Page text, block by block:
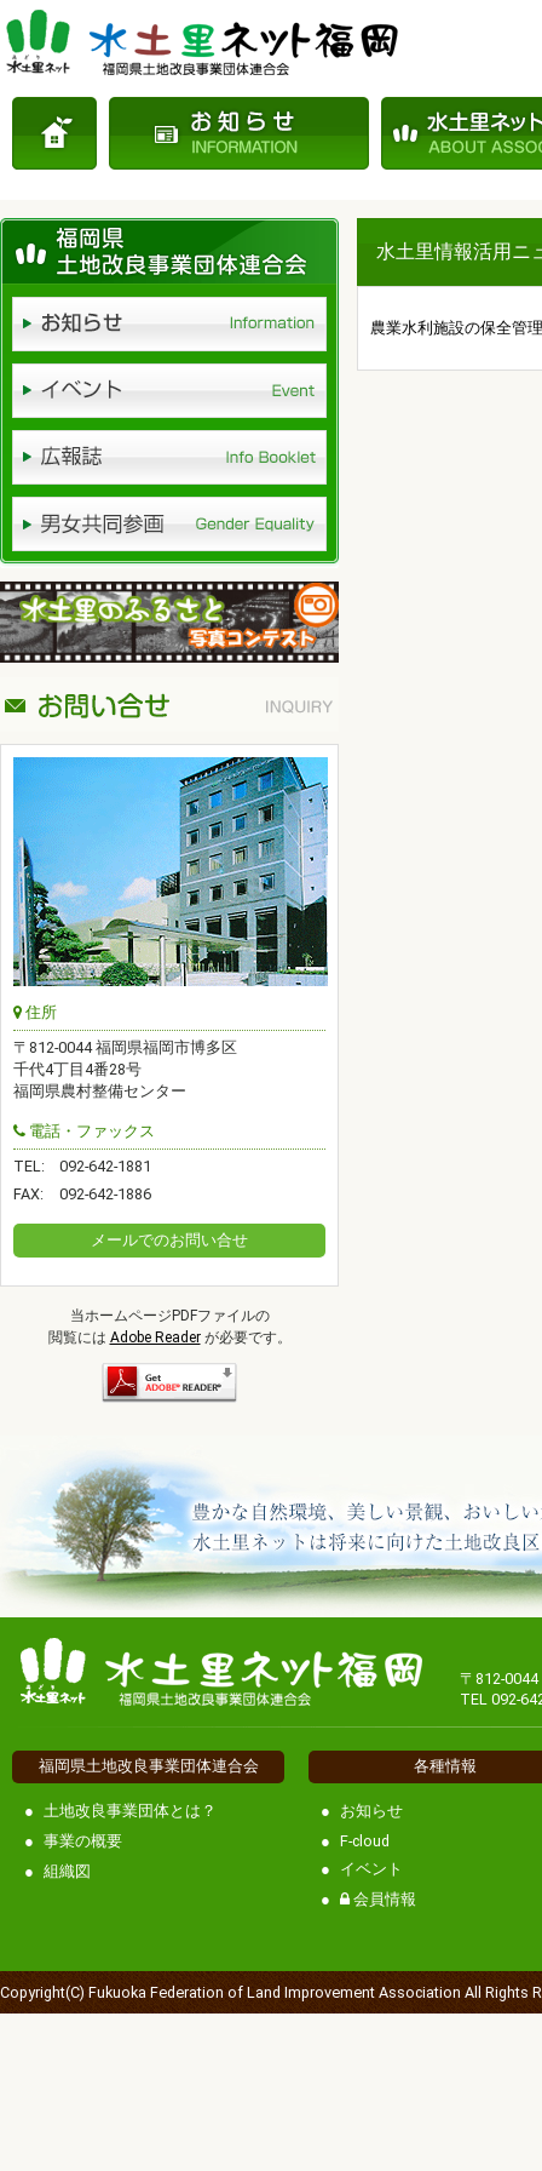
水土里情報活用ニ
農業水利施設の保全管
住所
〒812-0044 福岡県福岡市博多区
千代4丁目4番28号
福岡県農村整備センター
電話・ファックス
TEL:
092-642-1881
FAX:
092-642-1886
メールでのお問い合せ
当ホームページPDFファイルの
閲覧には Adobe Readerが必要です。
〒812-
TEL 092-
福岡県土地改良事業団体連合会
土地改良事業団体とは？
事業の概要
組織図
各種情報
お知らせ
F-cloud
イベント
会員情報
Copyright(C) Fukuoka Federation of Land Improvement Association All Rights